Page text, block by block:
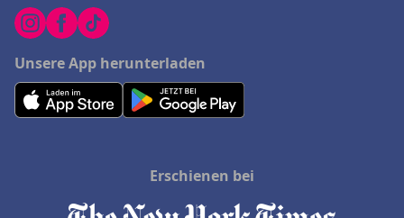
Unsere App herunterladen
Erschienen bei